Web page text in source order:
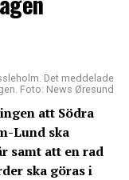
Det meddelade
Foto: News Øresund
att Södra
Lund ska
samt att en rad
ska göras i